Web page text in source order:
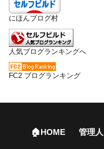
にほんブログ村
人気ブログランキングへ
FC2 ブログランキング
🏠HOME 管理